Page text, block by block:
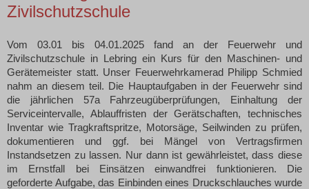
Zivilschutzschule
Vom 03.01 bis 04.01.2025 fand an der Feuerwehr und
Zivilschutzschule in Lebring ein Kurs für den Maschinen- und
Gerätemeister statt. Unser Feuerwehrkamerad Philipp Schmied
nahm an diesem teil. Die Hauptaufgaben in der Feuerwehr sind
die jährlichen 57a Fahrzeugüberprüfungen, Einhaltung der
Serviceintervalle, Ablauffristen der Gerätschaften, technisches
Inventar wie Tragkraftspritze, Motorsäge, Seilwinden zu prüfen,
dokumentieren und ggf. bei Mängel von Vertragsfirmen
Instandsetzen zu lassen. Nur dann ist gewährleistet, dass diese
im Ernstfall bei Einsätzen einwandfrei funktionieren. Die
geforderte Aufgabe, das Einbinden eines Druckschlauches wurde